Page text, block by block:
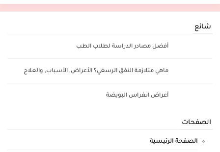
شائع
أفضل مصادر الدراسة لطلاب الطب
ماهي متلازمة النفق الرسغي؟ الأعراض, الأسباب, والعلاج
أعراض انغراس البويضة
الصفحات
الصفحة الرئيسية